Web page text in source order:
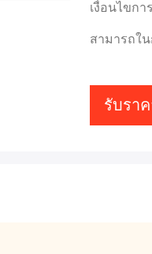
เงื่อนไขกา
สามารถใ
รับรา